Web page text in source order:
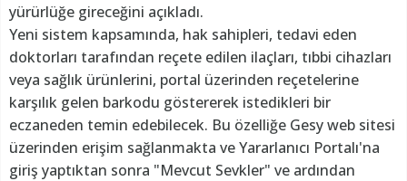
yürürlüğe gireceğini açıkladı.
Yeni sistem kapsamında, hak sahipleri, tedavi eden
doktorları tarafından reçete edilen ilaçları, tıbbi cihazları
veya sağlık ürünlerini, portal üzerinden reçetelerine
karşılık gelen barkodu göstererek istedikleri bir
eczaneden temin edebilecek. Bu özelliğe Gesy web sitesi
üzerinden erişim sağlanmakta ve Yararlanıcı Portalı'na
giriş yaptıktan sonra "Mevcut Sevkler" ve ardından